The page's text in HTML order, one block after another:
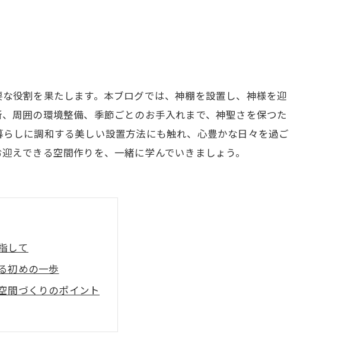
役割を果たします。本ブログでは、神棚を設置し、神様を迎
周囲の環境整備、季節ごとのお手入れまで、神聖さを保つた
しに調和する美しい設置方法にも触れ、心豊かな日々を過ご
できる空間作りを、一緒に学んでいきましょう。
して
初めの一歩
間づくりのポイント
習慣
の精神